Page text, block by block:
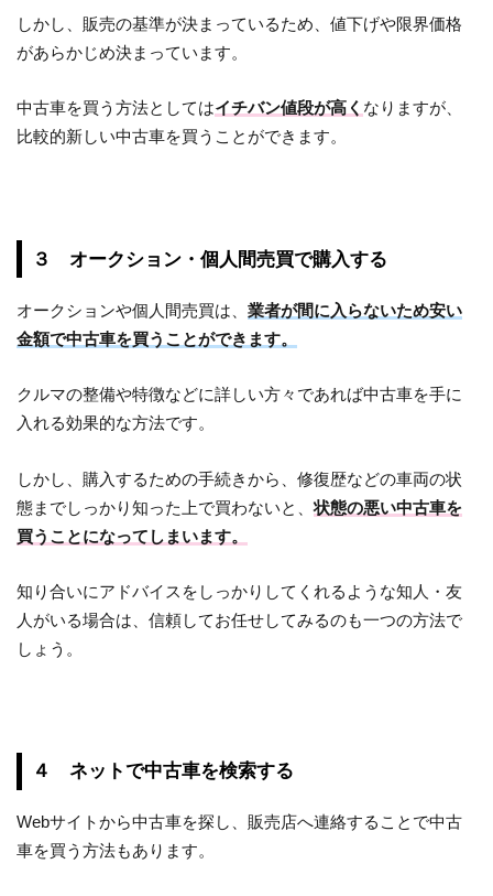
しかし、販売の基準が決まっているため、値下げや限界価格
があらかじめ決まっています。
中古車を買う方法としてはイチバン値段が高く なりますが、
比較的新しい中古車を買うことができます。
３ オークション・個人間売買で購入する
オークションや個人間売買は、業者が間に入らないため安い
金額で中古車を買うことができます。
クルマの整備や特徴などに詳しい方々であれば中古車を手に
入れる効果的な方法です。
しかし、購入するための手続きから、修復歴などの車両の状
態までしっかり知った上で買わないと、状態の悪い中古車を
買うことになってしまいます。
知り合いにアドバイスをしっかりしてくれるような知人・友
人がいる場合は、信頼してお任せしてみるのも一つの方法で
しょう。
４ ネットで中古車を検索する
Webサイトから中古車を探し、販売店へ連絡することで中古
車を買う方法もあります。